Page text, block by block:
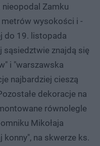
Zamku
metrów wysokości i -
do 19. listopada
sąsiedztwie znajdą się
i "warszawska
najbardziej cieszą
dekoracje na
równolegle
Mikołaja
na skwerze ks.